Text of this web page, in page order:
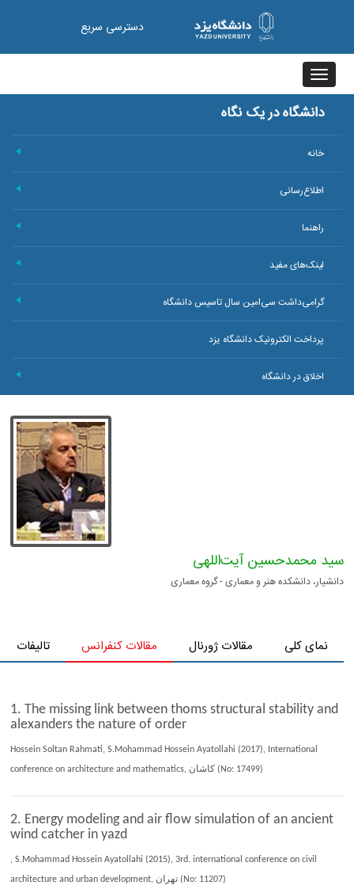
دسترسی سریع
Toggle
navigation
دانشگاه در یک نگاه
خانه
اطلاع‌رسانی
راهنما
لینک‌های مفید
گرامی‌داشت سی‌امین سال تاسیس دانشگاه
پرداخت الکترونیک دانشگاه یزد
اخلاق در دانشگاه
سید محمد‌حسین آیت‌اللهی
دانشیار، دانشکده هنر و معماری - گروه معماری
نمای کلی مقالات ژورنال مقالات کنفرانس تالیفات
1. The missing link between thoms structural stability and
alexanders the nature of order
Hossein Soltan Rahmati, S.Mohammad Hossein Ayatollahi (2017), International
conference on architecture and mathematics, كاشان (No: 17499)
2. Energy modeling and air flow simulation of an ancient
wind catcher in yazd
, S.Mohammad Hossein Ayatollahi (2015), 3rd. international conference on civil
architecture and urban development, تهران (No: 11207)